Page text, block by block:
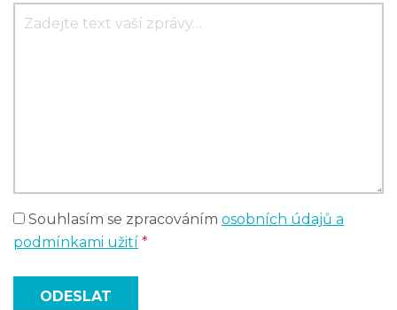
Souhlasím se zpracováním osobních údajů a
podmínkami užití *
ODESLAT